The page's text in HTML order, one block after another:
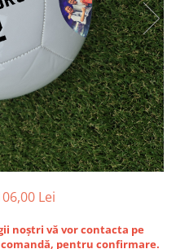
Lei
noștri vă vor contacta pe
pentru confirmare.